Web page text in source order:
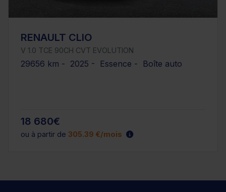
RENAULT CLIO
V 1.0 TCE 90CH CVT EVOLUTION
29656 km - 2025 - Essence - Boîte auto
18 680€
ou à partir de 305.39 €/mois